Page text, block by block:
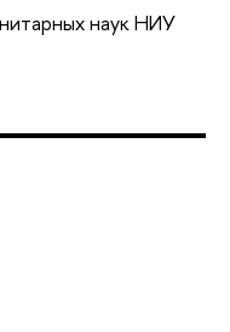
наук НИУ